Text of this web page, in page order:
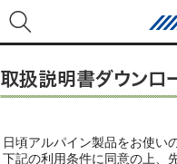
日頃アルパイン製品をお使い
下記の利用条件に同意の上、